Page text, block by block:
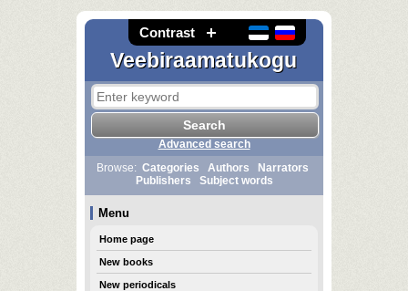
Contrast
Veebiraamatukogu
Advanced search
Browse: Categories Authors
Narrators
Publishers
Subject words
Menu
Home page
New books
New periodicals